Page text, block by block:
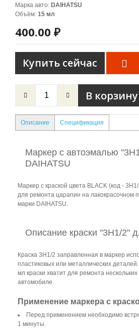
Марка авто: DAIHATSU
Объём: 15 мл
400.00 ₽
Купить сейчас
Описание Спецификация
Маркер с автоэмалью
DAIHATSU
Маркер с краской цвета BLACK (код -
для ремонта царапин на лакокрасочном
марки DAIHATSU.
Описание краски "3H1/2"
Краска 3H1/2 заправленная в маркер
пластиковых или металлических
мл краски хватит для ремонта
автомобиле.
Применение маркера с
Перед применением необходимо
1 минуты.